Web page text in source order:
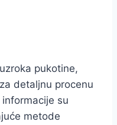
pukotine,
detaljnu procenu
su
metode